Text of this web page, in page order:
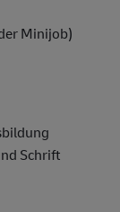
Minijob)
Schrift